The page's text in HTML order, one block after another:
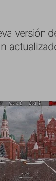
versión